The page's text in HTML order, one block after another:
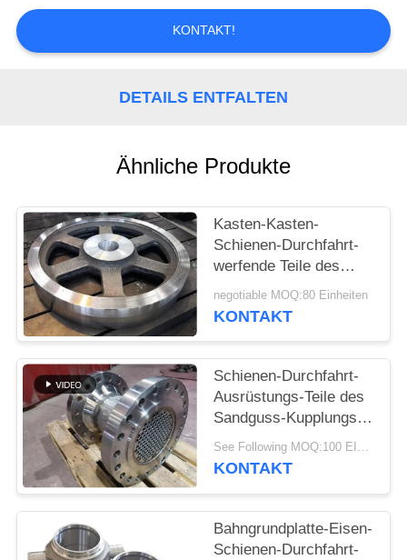
FORDERN
PRIVACY
POLICY
KONTAKT!
DETAILS ENTFALTEN
Ähnliche Produkte
Kasten-Kasten-
Schienen-Durchfahrt-
werfende Teile des
Getriebe-99kg
negotiable MOQ:80 Einheiten
KONTAKT
Schienen-Durchfahrt-
Ausrüstungs-Teile des
Sandguss-Kupplungs-
Kasten-FC300
See Following MOQ:100 EINHEITEN
KONTAKT
Bahngrundplatte-Eisen-
Schienen-Durchfahrt-